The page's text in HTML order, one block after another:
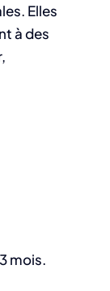
Elles
à des
mois.